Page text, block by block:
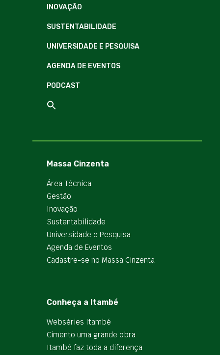
INOVAÇÃO
SUSTENTABILIDADE
UNIVERSIDADE E PESQUISA
AGENDA DE EVENTOS
PODCAST
Massa Cinzenta
Área Técnica
Gestão
Inovação
Sustentabilidade
Universidade e Pesquisa
Agenda de Eventos
Cadastre-se no Massa Cinzenta
Conheça a Itambé
Webséries Itambé
Cimento uma grande obra
Itambé faz toda a diferença